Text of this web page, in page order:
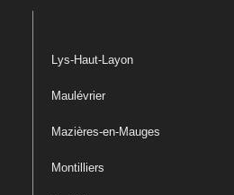
Lys-Haut-Layon
Maulévrier
Mazières-en-Mauges
Montilliers